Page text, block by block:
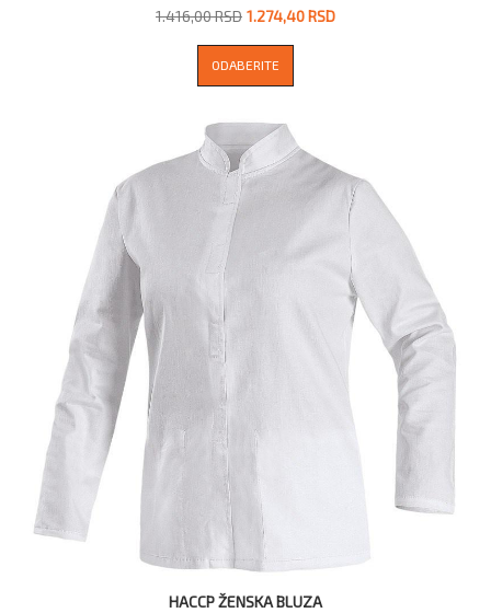
1.416,00 RSD 1.274,40 RSD
ODABERITE
HACCP ŽENSKA BLUZA